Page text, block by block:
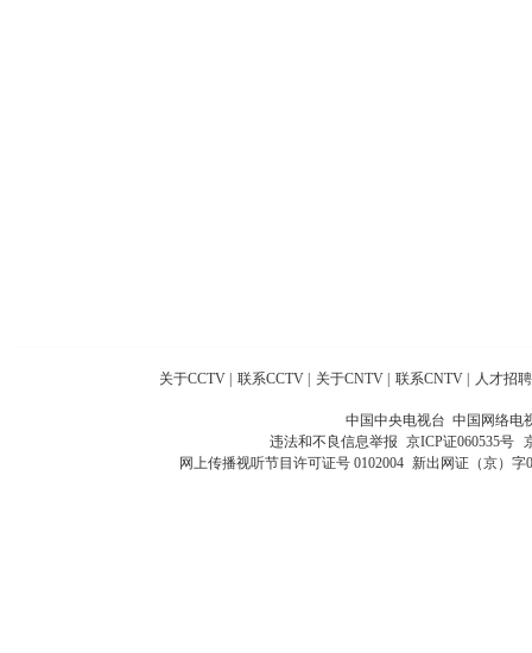
关于CCTV 联系CCTV 关于CNTV 联系CNTV 人才招聘
中国中央电视台 中国网络电
违法和不良信息举报 京ICP证060535号
网上传播视听节目许可证号 0102004 新出网证（京）